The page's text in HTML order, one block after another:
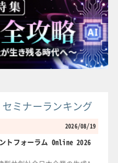
ミナーランキング
2026/08/19
トフォーラム Online 2026